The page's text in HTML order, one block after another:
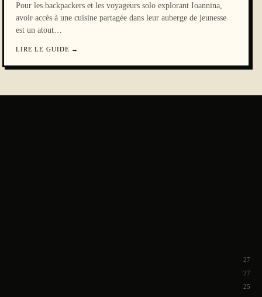
Pour les backpackers et les voyageurs solo explorant Ioannina,
avoir accès à une cuisine partagée dans leur auberge de jeunesse
est un atout…
LIRE LE GUIDE →
27
27
25